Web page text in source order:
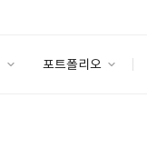
포트폴리오